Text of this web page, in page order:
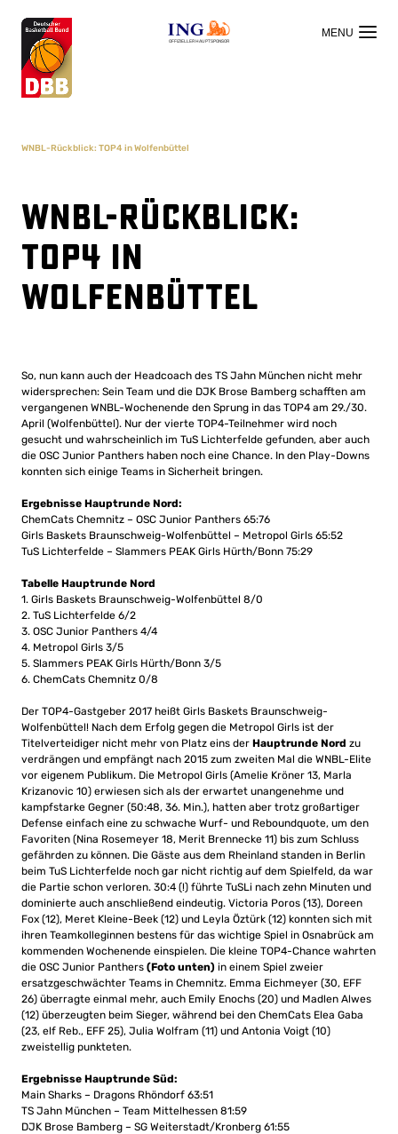
OFFIZIELLER HAUPTSPONSOR
WNBL-Rückblick: TOP4 in Wolfenbüttel
WNBL-Rückblick:
TOP4 in
Wolfenbüttel
So, nun kann auch der Headcoach des TS Jahn München nicht mehr
widersprechen: Sein Team und die DJK Brose Bamberg schafften am
vergangenen WNBL-Wochenende den Sprung in das TOP4 am 29./30.
April (Wolfenbüttel). Nur der vierte TOP4-Teilnehmer wird noch
gesucht und wahrscheinlich im TuS Lichterfelde gefunden, aber auch
die OSC Junior Panthers haben noch eine Chance. In den Play-Downs
konnten sich einige Teams in Sicherheit bringen.
Ergebnisse Hauptrunde Nord:
ChemCats Chemnitz – OSC Junior Panthers 65:76
Girls Baskets Braunschweig-Wolfenbüttel – Metropol Girls 65:52
TuS Lichterfelde – Slammers PEAK Girls Hürth/Bonn 75:29
Tabelle Hauptrunde Nord
1. Girls Baskets Braunschweig-Wolfenbüttel 8/0
2. TuS Lichterfelde 6/2
3. OSC Junior Panthers 4/4
4. Metropol Girls 3/5
5. Slammers PEAK Girls Hürth/Bonn 3/5
6. ChemCats Chemnitz 0/8
Der TOP4-Gastgeber 2017 heißt Girls Baskets Braunschweig-
Wolfenbüttel! Nach dem Erfolg gegen die Metropol Girls ist der
Titelverteidiger nicht mehr von Platz eins der Hauptrunde Nord zu
verdrängen und empfängt nach 2015 zum zweiten Mal die WNBL-Elite
vor eigenem Publikum. Die Metropol Girls (Amelie Kröner 13, Marla
Krizanovic 10) erwiesen sich als der erwartet unangenehme und
kampfstarke Gegner (50:48, 36. Min.), hatten aber trotz großartiger
Defense einfach eine zu schwache Wurf- und Reboundquote, um den
Favoriten (Nina Rosemeyer 18, Merit Brennecke 11) bis zum Schluss
gefährden zu können. Die Gäste aus dem Rheinland standen in Berlin
beim TuS Lichterfelde noch gar nicht richtig auf dem Spielfeld, da war
die Partie schon verloren. 30:4 (!) führte TuSLi nach zehn Minuten und
dominierte auch anschließend eindeutig. Victoria Poros (13), Doreen
Fox (12), Meret Kleine-Beek (12) und Leyla Öztürk (12) konnten sich mit
ihren Teamkolleginnen bestens für das wichtige Spiel in Osnabrück am
kommenden Wochenende einspielen. Die kleine TOP4-Chance wahrten
die OSC Junior Panthers (Foto unten) in einem Spiel zweier
ersatzgeschwächter Teams in Chemnitz. Emma Eichmeyer (30, EFF
26) überragte einmal mehr, auch Emily Enochs (20) und Madlen Alwes
(12) überzeugten beim Sieger, während bei den ChemCats Elea Gaba
(23, elf Reb., EFF 25), Julia Wolfram (11) und Antonia Voigt (10)
zweistellig punkteten.
Ergebnisse Hauptrunde Süd:
Main Sharks – Dragons Rhöndorf 63:51
TS Jahn München – Team Mittelhessen 81:59
DJK Brose Bamberg – SG Weiterstadt/Kronberg 61:55